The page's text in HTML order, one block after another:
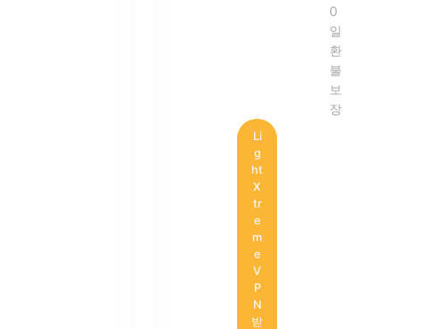
0
일
환
불
보
장
Li
g
ht
X
tr
e
m
e
V
P
N
받